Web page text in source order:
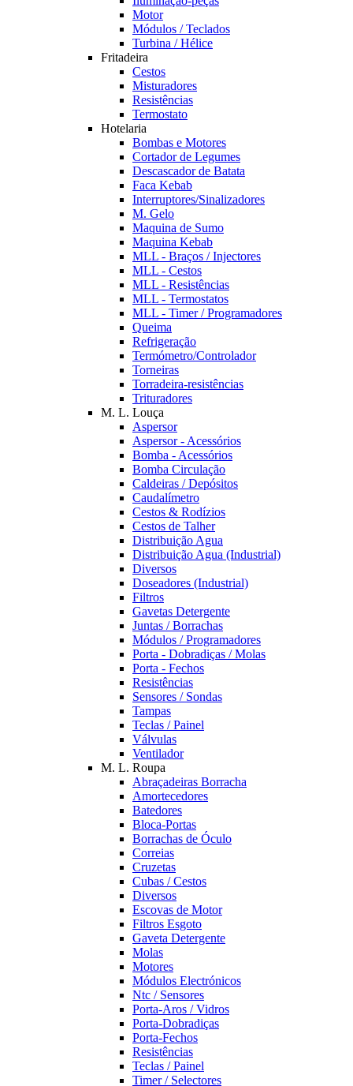
Motor
Módulos / Teclados
Turbina / Hélice
Fritadeira
Cestos
Misturadores
Resistências
Termostato
Hotelaria
Bombas e Motores
Cortador de Legumes
Descascador de Batata
Faca Kebab
Interruptores/Sinalizadores
M. Gelo
Maquina de Sumo
Maquina Kebab
MLL - Braços / Injectores
MLL - Cestos
MLL - Resistências
MLL - Termostatos
MLL - Timer / Programadores
Queima
Refrigeração
Termómetro/Controlador
Torneiras
Torradeira-resistências
Trituradores
M. L. Louça
Aspersor
Aspersor - Acessórios
Bomba - Acessórios
Bomba Circulação
Caldeiras / Depósitos
Caudalímetro
Cestos & Rodízios
Cestos de Talher
Distribuição Agua
Distribuição Agua (Industrial)
Diversos
Doseadores (Industrial)
Filtros
Gavetas Detergente
Juntas / Borrachas
Módulos / Programadores
Porta - Dobradiças / Molas
Porta - Fechos
Resistências
Sensores / Sondas
Tampas
Teclas / Painel
Válvulas
Ventilador
M. L. Roupa
Abraçadeiras Borracha
Amortecedores
Batedores
Bloca-Portas
Borrachas de Óculo
Correias
Cruzetas
Cubas / Cestos
Diversos
Escovas de Motor
Filtros Esgoto
Gaveta Detergente
Molas
Motores
Módulos Electrónicos
Ntc / Sensores
Porta-Aros / Vidros
Porta-Dobradiças
Porta-Fechos
Resistências
Teclas / Painel
Timer / Selectores